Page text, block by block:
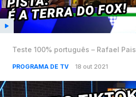
Teste 100% português – Rafael Pais
PROGRAMA DE TV 18 out 2021